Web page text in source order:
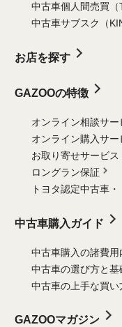
中古車個人間売買（
中古車サブスク（
お店を探す
GAZOOの特徴
オンライン相談サー
オンライン購入サー
お取り寄せサービス
ロングラン保証
トヨタ認定中古車・
中古車購入ガイド
中古車購入の諸費用
中古車の選び方と基
中古車の上手な買い
GAZOOマガジン